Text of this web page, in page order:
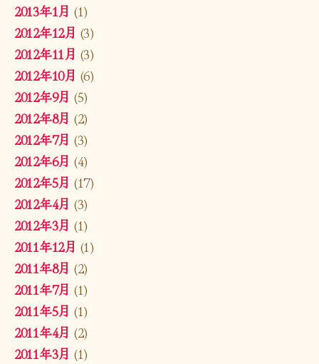
2013年1月 (1)
2012年12月 (3)
2012年11月 (3)
2012年10月 (6)
2012年9月 (5)
2012年8月 (2)
2012年7月 (3)
2012年6月 (4)
2012年5月 (17)
2012年4月 (3)
2012年3月 (1)
2011年12月 (1)
2011年8月 (2)
2011年7月 (1)
2011年5月 (1)
2011年4月 (2)
2011年3月 (1)